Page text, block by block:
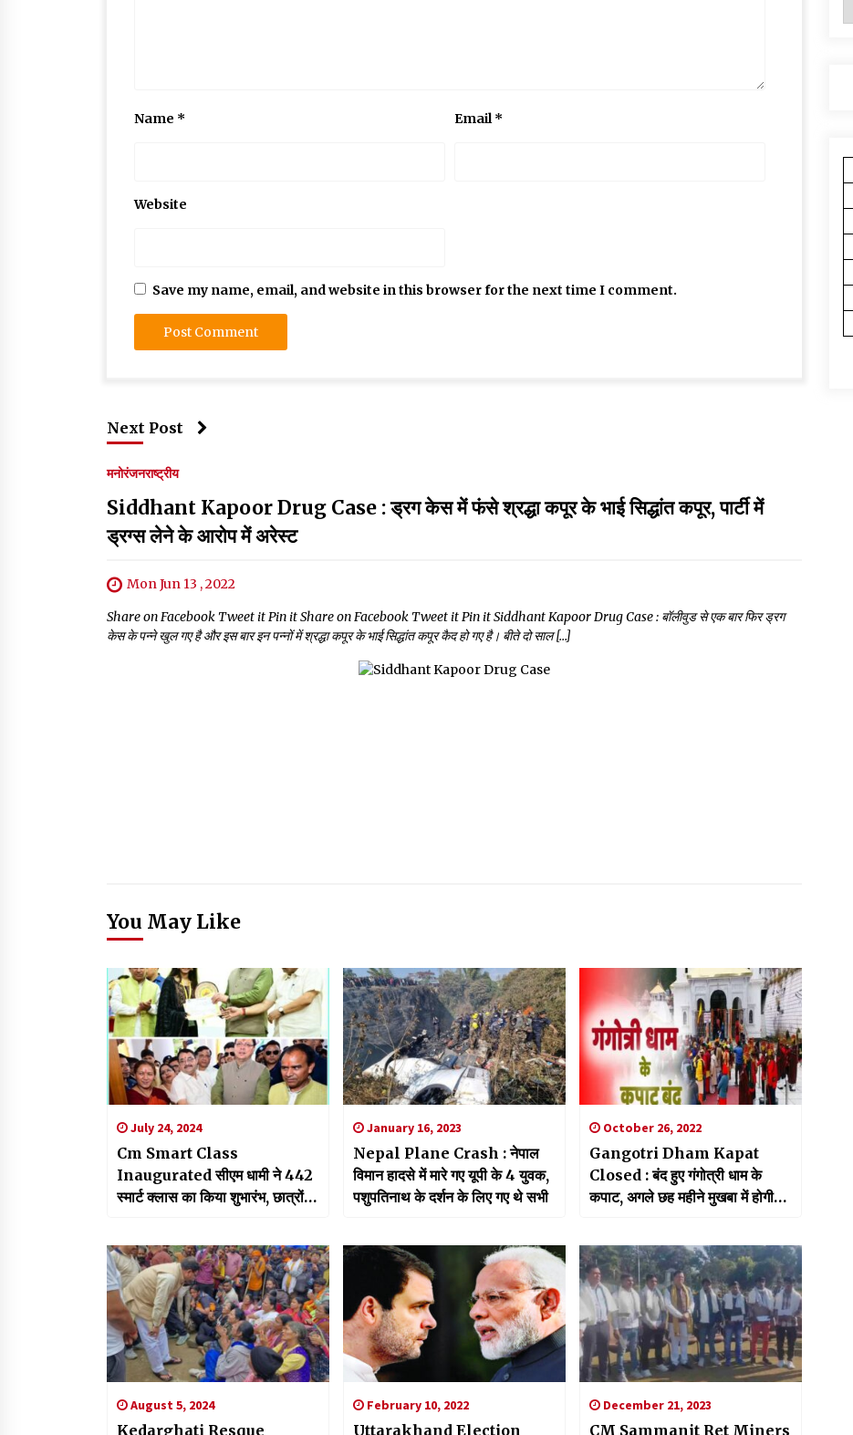
Name * Email *
Website
Save my name, email, and website in this browser for the next time I comment.
Next Post
मनोरंजनराष्ट्रीय
Siddhant Kapoor Drug Case : ड्रग केस में फंसे श्रद्धा कपूर के भाई सिद्धांत कपूर, पार्टी में
ड्रग्स लेने के आरोप में अरेस्ट
Mon Jun 13 , 2022
Share on Facebook Tweet it Pin it Share on Facebook Tweet it Pin it Siddhant Kapoor Drug Case : बॉलीवुड से एक बार फिर ड्रग
केस के पन्ने खुल गए है और इस बार इन पन्नों में श्रद्धा कपूर के भाई सिद्धांत कपूर कैद हो गए है। बीते दो साल […]
You May Like
July 24, 2024
Cm Smart Class
Inaugurated सीएम धामी ने 442
स्मार्ट क्लास का किया शुभारंभ, छात्रों
January 16, 2023
Nepal Plane Crash : नेपाल
विमान हादसे में मारे गए यूपी के 4 युवक,
पशुपतिनाथ के दर्शन के लिए गए थे सभी
October 26, 2022
Gangotri Dham Kapat
Closed : बंद हुए गंगोत्री धाम के
कपाट, अगले छह महीने मुखबा में होगी
August 5, 2024
Kedarghati Resque
February 10, 2022
Uttarakhand Election
December 21, 2023
CM Sammanit Ret Miners